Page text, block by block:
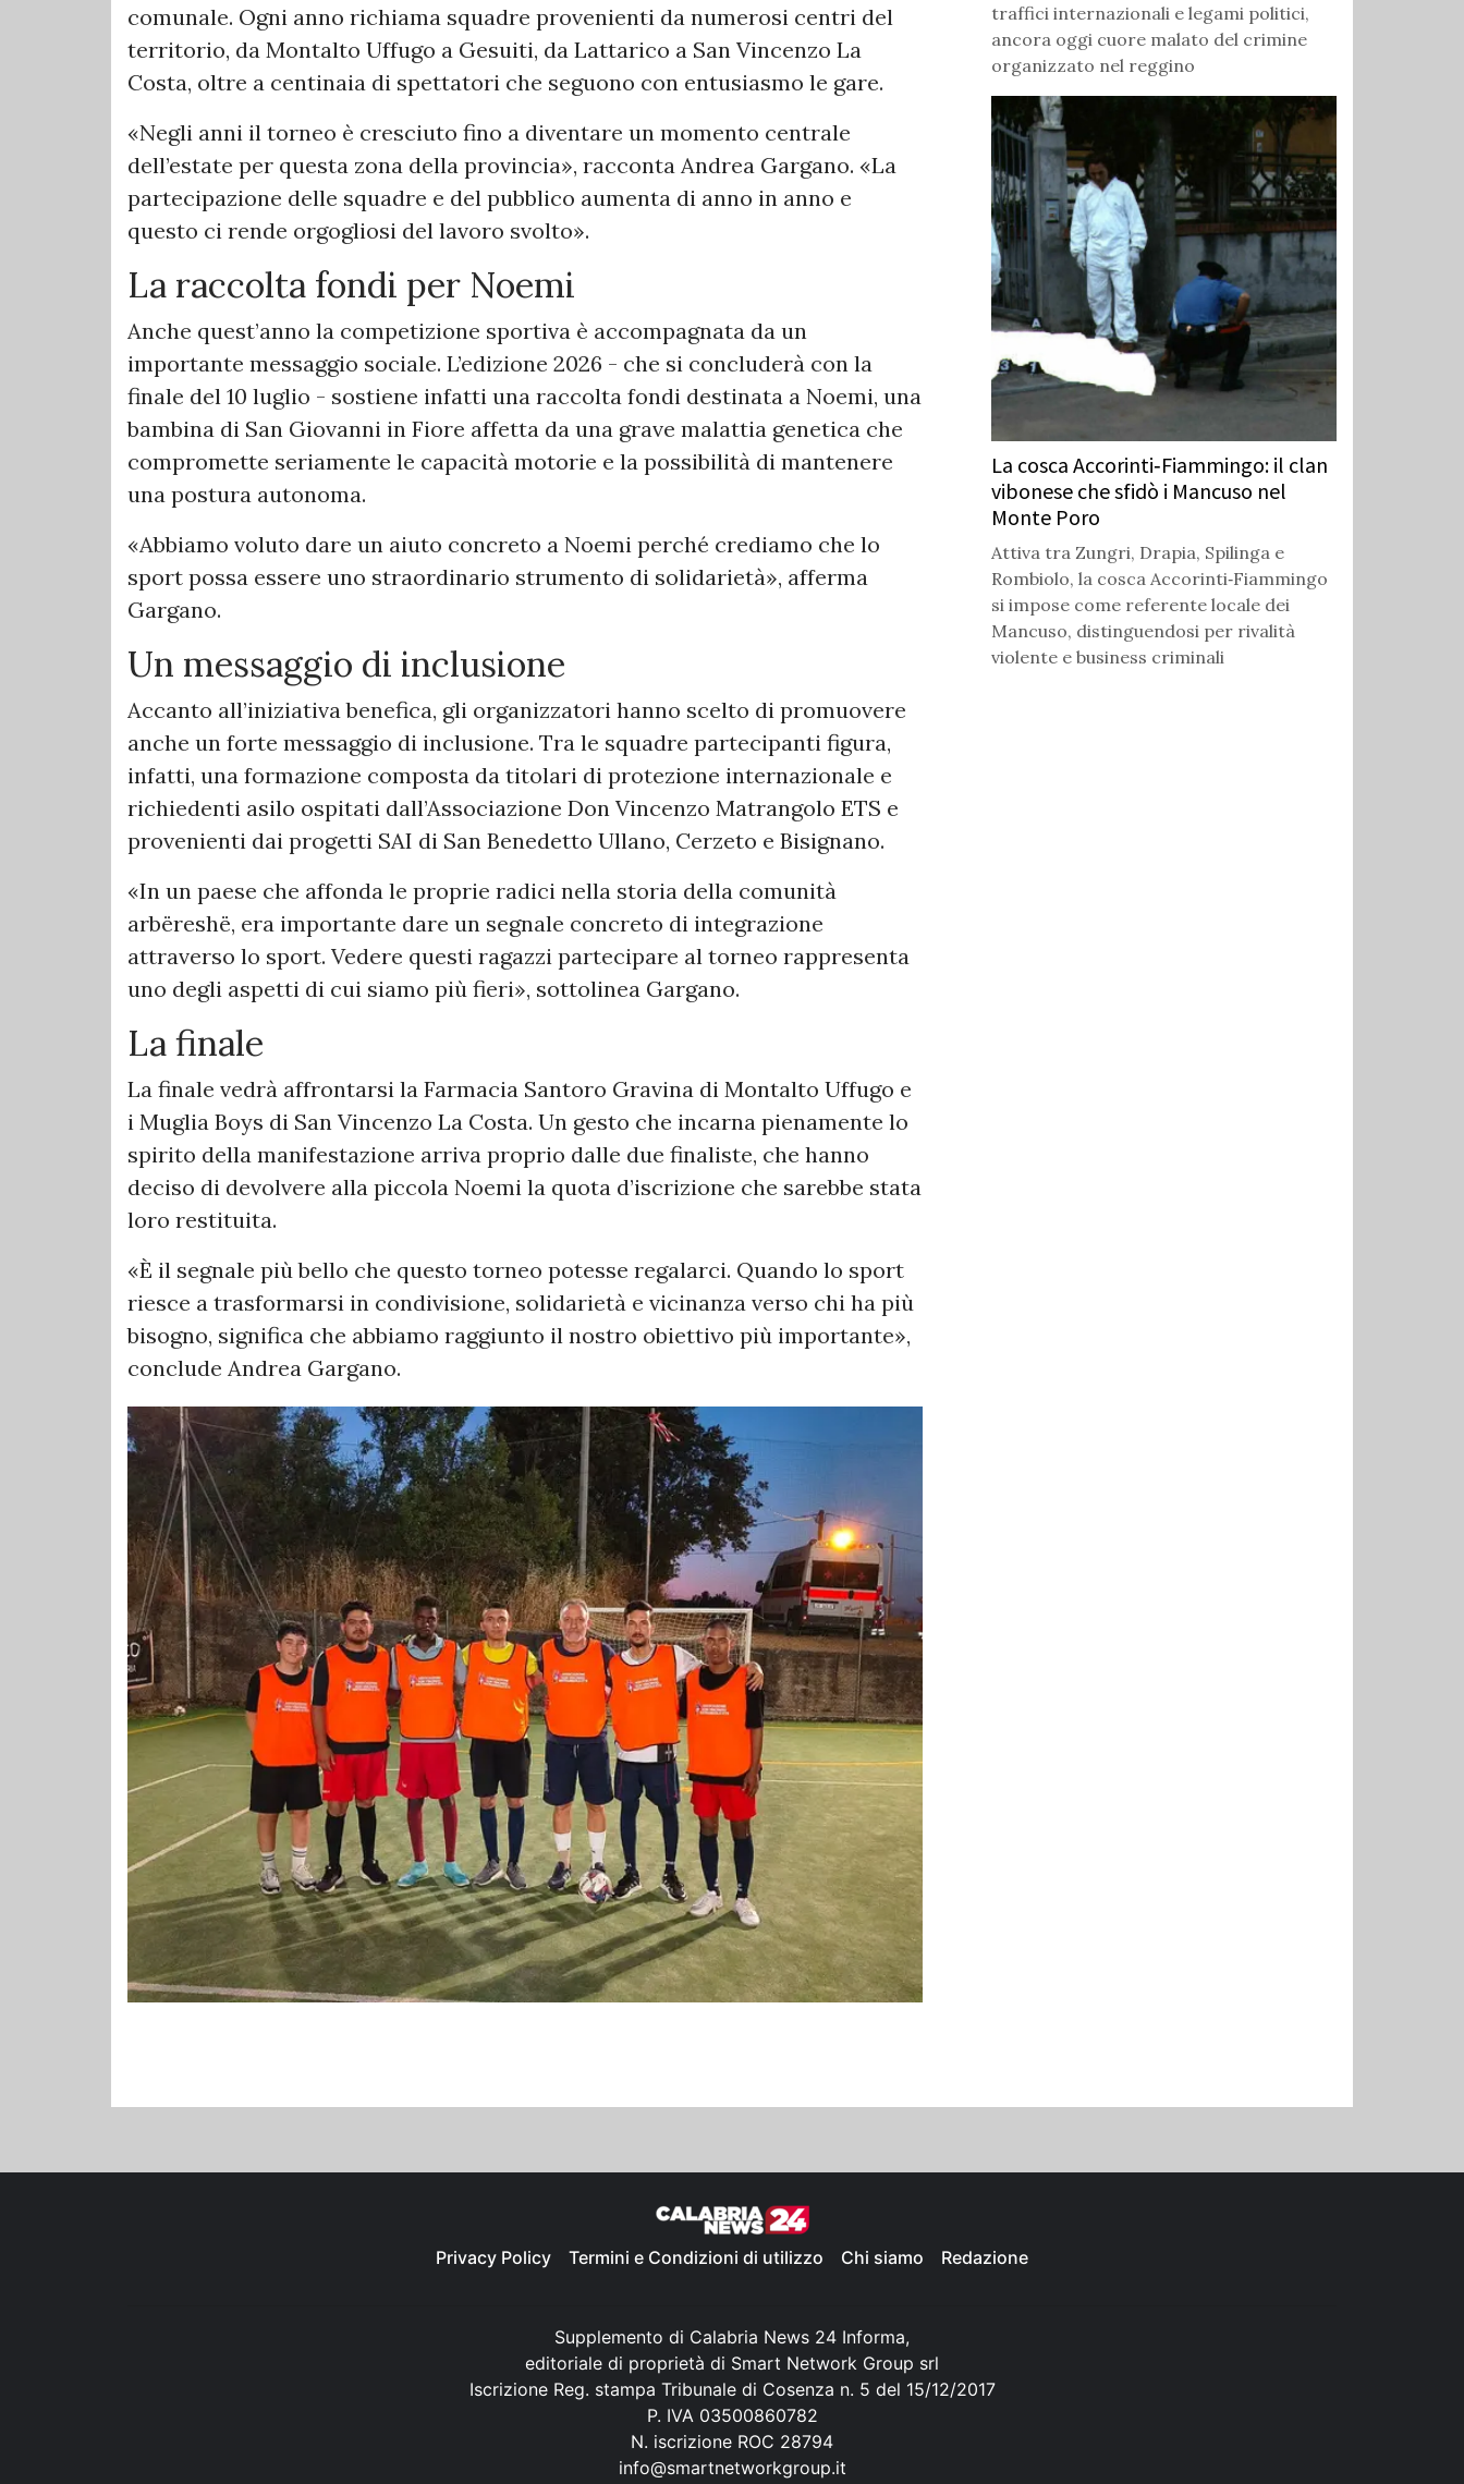
comunale. Ogni anno richiama squadre provenienti da numerosi centri del
territorio, da Montalto Uffugo a Gesuiti, da Lattarico a San Vincenzo La
Costa, oltre a centinaia di spettatori che seguono con entusiasmo le gare.
«Negli anni il torneo è cresciuto fino a diventare un momento centrale
dell’estate per questa zona della provincia», racconta Andrea Gargano. «La
partecipazione delle squadre e del pubblico aumenta di anno in anno e
questo ci rende orgogliosi del lavoro svolto».
La raccolta fondi per Noemi
Anche quest’anno la competizione sportiva è accompagnata da un
importante messaggio sociale. L’edizione 2026 - che si concluderà con la
finale del 10 luglio - sostiene infatti una raccolta fondi destinata a Noemi, una
bambina di San Giovanni in Fiore affetta da una grave malattia genetica che
compromette seriamente le capacità motorie e la possibilità di mantenere
una postura autonoma.
«Abbiamo voluto dare un aiuto concreto a Noemi perché crediamo che lo
sport possa essere uno straordinario strumento di solidarietà», afferma
Gargano.
Un messaggio di inclusione
Accanto all’iniziativa benefica, gli organizzatori hanno scelto di promuovere
anche un forte messaggio di inclusione. Tra le squadre partecipanti figura,
infatti, una formazione composta da titolari di protezione internazionale e
richiedenti asilo ospitati dall’Associazione Don Vincenzo Matrangolo ETS e
provenienti dai progetti SAI di San Benedetto Ullano, Cerzeto e Bisignano.
«In un paese che affonda le proprie radici nella storia della comunità
arbëreshë, era importante dare un segnale concreto di integrazione
attraverso lo sport. Vedere questi ragazzi partecipare al torneo rappresenta
uno degli aspetti di cui siamo più fieri», sottolinea Gargano.
La finale
La finale vedrà affrontarsi la Farmacia Santoro Gravina di Montalto Uffugo e
i Muglia Boys di San Vincenzo La Costa. Un gesto che incarna pienamente lo
spirito della manifestazione arriva proprio dalle due finaliste, che hanno
deciso di devolvere alla piccola Noemi la quota d’iscrizione che sarebbe stata
loro restituita.
«È il segnale più bello che questo torneo potesse regalarci. Quando lo sport
riesce a trasformarsi in condivisione, solidarietà e vicinanza verso chi ha più
bisogno, significa che abbiamo raggiunto il nostro obiettivo più importante»,
conclude Andrea Gargano.
traffici internazionali e legami politici,
ancora oggi cuore malato del crimine
organizzato nel reggino
La cosca Accorinti‑Fiammingo: il clan
vibonese che sfidò i Mancuso nel
Monte Poro
Attiva tra Zungri, Drapia, Spilinga e
Rombiolo, la cosca Accorinti‑Fiammingo
si impose come referente locale dei
Mancuso, distinguendosi per rivalità
violente e business criminali
Privacy Policy Termini e Condizioni di utilizzo Chi siamo Redazione
Supplemento di Calabria News 24 Informa,
editoriale di proprietà di Smart Network Group srl
Iscrizione Reg. stampa Tribunale di Cosenza n. 5 del 15/12/2017
P. IVA 03500860782
N. iscrizione ROC 28794
info@smartnetworkgroup.it